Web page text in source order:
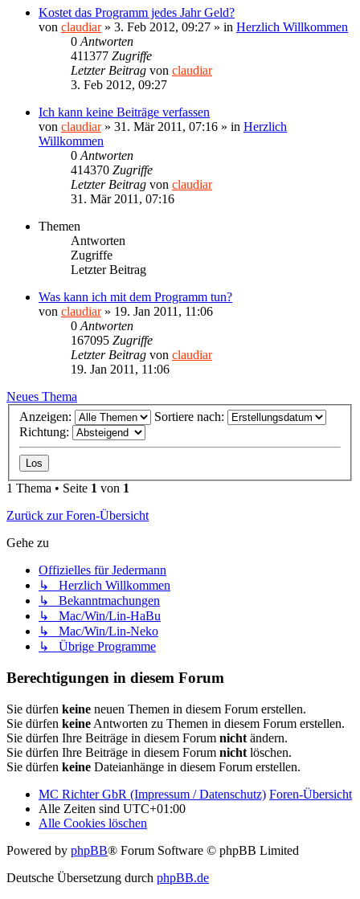
Kostet das Programm jedes Jahr Geld?
von claudiar» 3. Feb 2012, 09:27 » in Herzlich Willkommen
0 Antworten
411377 Zugriffe
Letzter Beitrag von claudiar
3. Feb 2012, 09:27
Ich kann keine Beiträge verfassen
von claudiar» 31. Mär 2011, 07:16 » in Herzlich
Willkommen
0 Antworten
414370 Zugriffe
Letzter Beitrag von claudiar
31. Mär 2011, 07:16
Themen
Antworten
Zugriffe
Letzter Beitrag
Was kann ich mit dem Programm tun?
von claudiar» 19. Jan 2011, 11:06
0 Antworten
167095 Zugriffe
Letzter Beitrag von claudiar
19. Jan 2011, 11:06
Neues Thema
Anzeigen:
Sortiere nach:
Richtung:
1 Thema • Seite 1 von 1
Zurück zur Foren-Übersicht
Gehe zu
Offizielles für Jedermann
↳ Herzlich Willkommen
↳ Bekanntmachungen
↳ Mac/Win/Lin-HaBu
↳ Mac/Win/Lin-Neko
↳ Übrige Programme
Berechtigungen in diesem Forum
Sie dürfen keine neuen Themen in diesem Forum erstellen.
Sie dürfen keine Antworten zu Themen in diesem Forum erstellen.
Sie dürfen Ihre Beiträge in diesem Forum nicht ändern.
Sie dürfen Ihre Beiträge in diesem Forum nicht löschen.
Sie dürfen keine Dateianhänge in diesem Forum erstellen.
MC Richter GbR (Impressum / Datenschutz) Foren-Übersicht
Alle Zeiten sind UTC+01:00
Alle Cookies löschen
Powered by phpBB® Forum Software © phpBB Limited
Deutsche Übersetzung durch phpBB.de